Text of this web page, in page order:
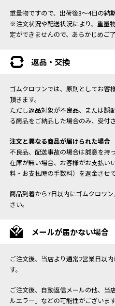
重量物ですので、出荷後3～4日の納
※注文状況や配送状況により、重量
定ができませんので、あらかじめご
返品・交換
ゴムクロワンでは、原則としてお客
頂きます。
ただし返品対象が不良品、または誤
る商品をご納品した場合のみ、受付
注文と異なる商品が届けられた場合
不良品、配送事故の場合は誠意を持
在庫が無い場合、お客様がお支払い
料・お支払時の手数料）を返金させ
商品到着から7日以内にゴムクロワ
さい。
メールが届かない場合
ご注文後、当店より通常2営業日以
す。
ご注文後、自動返信メールの他、当
ルエラー」などの可能性がございます